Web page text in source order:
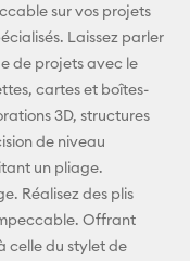
Facebook
X
sur vos projets
Laissez parler
de projets avec le
cartes et boîtes-
3D, structures
de niveau
un pliage.
Réalisez des plis
Offrant
celle du stylet de